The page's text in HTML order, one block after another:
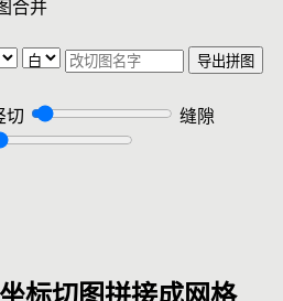
合并
导出拼图
切
缝隙
标切图拼接成网格